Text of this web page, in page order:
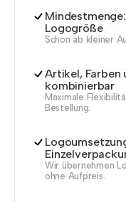
Logogröße
Schon ab kleiner
Artikel, Farben
kombinierbar
Maximale
Bestellung.
Wir übernehmen
ohne Aufpreis.